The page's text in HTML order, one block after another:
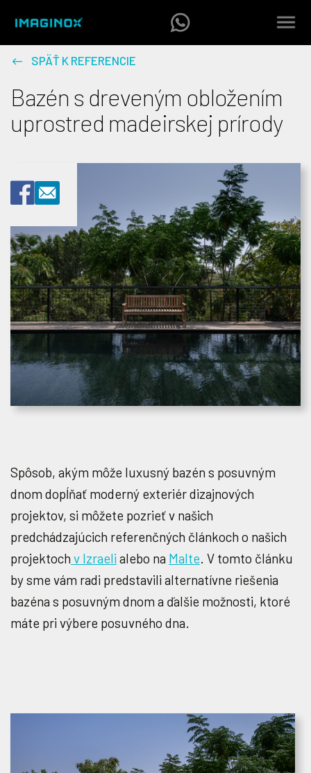
SPÄŤ K REFERENCIE
Bazén s dreveným obložením
uprostred madeirskej prírody
Spôsob, akým môže luxusný bazén s posuvným
dnom dopĺňať moderný exteriér dizajnových
projektov, si môžete pozrieť v našich
predchádzajúcich referenčných článkoch o našich
projektoch v Izraeli alebo na Malte. V tomto článku
by sme vám radi predstavili alternatívne riešenia
bazéna s posuvným dnom a ďalšie možnosti, ktoré
máte pri výbere posuvného dna.